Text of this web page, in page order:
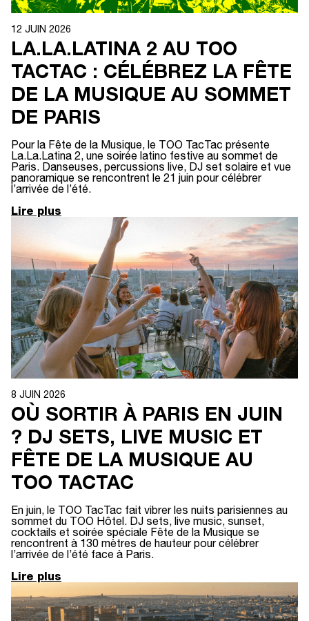
12 JUIN 2026
LA.LA.LATINA 2 AU TOO
TACTAC : CÉLÉBREZ LA FÊTE
DE LA MUSIQUE AU SOMMET
DE PARIS
Pour la Fête de la Musique, le TOO TacTac présente
La.La.Latina 2, une soirée latino festive au sommet de
Paris. Danseuses, percussions live, DJ set solaire et vue
panoramique se rencontrent le 21 juin pour célébrer
l’arrivée de l’été.
Lire plus
8 JUIN 2026
OÙ SORTIR À PARIS EN JUIN
? DJ SETS, LIVE MUSIC ET
FÊTE DE LA MUSIQUE AU
TOO TACTAC
En juin, le TOO TacTac fait vibrer les nuits parisiennes au
sommet du TOO Hôtel. DJ sets, live music, sunset,
cocktails et soirée spéciale Fête de la Musique se
rencontrent à 130 mètres de hauteur pour célébrer
l’arrivée de l’été face à Paris.
Lire plus